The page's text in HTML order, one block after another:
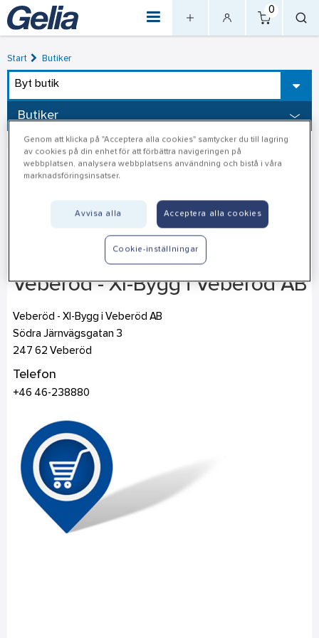
0
Start Butiker
Byt butik
Butiker
Veberöd - Xl-Bygg i Veberöd AB
Veberöd - Xl-Bygg i Veberöd AB
Södra Järnvägsgatan 3
247 62 Veberöd
Telefon
+46 46-238880
Genom att klicka på "Acceptera alla cookies" samtycker du till lagring
av cookies på din enhet för att förbättra navigeringen på
webbplatsen, analysera webbplatsens användning och bistå i våra
marknadsföringsinsatser.
Avvisa alla Acceptera alla cookies
Cookie-inställningar